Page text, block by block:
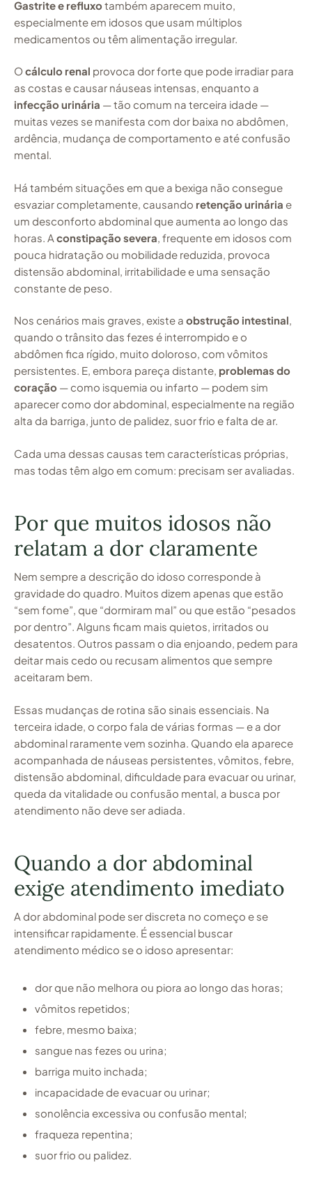
Gastrite e refluxotambém aparecem muito,
especialmente em idosos que usam múltiplos
medicamentos ou têm alimentação irregular.
Ocálculo renal provoca dor forte que pode irradiar para
as costas e causar náuseas intensas, enquanto a
infecção urinária — tão comum na terceira idade —
muitas vezes se manifesta com dor baixa no abdômen,
ardência, mudança de comportamento e até confusão
mental.
Há também situações em que a bexiga não consegue
esvaziar completamente, causando retenção urinária e
um desconforto abdominal que aumenta ao longo das
horas. A constipação severa , frequente em idosos com
pouca hidratação ou mobilidade reduzida, provoca
distensão abdominal, irritabilidade e uma sensação
constante de peso.
Nos cenários mais graves, existe a obstrução intestinal,
quando o trânsito das fezes é interrompido e o
abdômen fica rígido, muito doloroso, com vômitos
persistentes. E, embora pareça distante, problemas do
coração — como isquemia ou infarto — podem sim
aparecer como dor abdominal, especialmente na região
alta da barriga, junto de palidez, suor frio e falta de ar.
Cada uma dessas causas tem características próprias,
mas todas têm algo em comum: precisam ser avaliadas.
Por que muitos idosos não
relatam a dor claramente
Nem sempre a descrição do idoso corresponde à
gravidade do quadro. Muitos dizem apenas que estão
“sem fome”, que “dormiram mal” ou que estão “pesados
por dentro”. Alguns ficam mais quietos, irritados ou
desatentos. Outros passam o dia enjoando, pedem para
deitar mais cedo ou recusam alimentos que sempre
aceitaram bem.
Essas mudanças de rotina são sinais essenciais. Na
terceira idade, o corpo fala de várias formas — e a dor
abdominal raramente vem sozinha. Quando ela aparece
acompanhada de náuseas persistentes, vômitos, febre,
distensão abdominal, dificuldade para evacuar ou urinar,
queda da vitalidade ou confusão mental, a busca por
atendimento não deve ser adiada.
Quando a dor abdominal
exige atendimento imediato
A dor abdominal pode ser discreta no começo e se
intensificar rapidamente. É essencial buscar
atendimento médico se o idoso apresentar:
dor que não melhora ou piora ao longo das horas;
vômitos repetidos;
febre, mesmo baixa;
sangue nas fezes ou urina;
barriga muito inchada;
incapacidade de evacuar ou urinar;
sonolência excessiva ou confusão mental;
fraqueza repentina;
suor frio ou palidez.